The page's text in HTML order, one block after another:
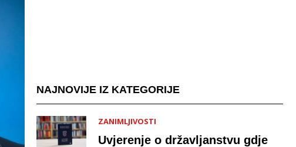
NAJNOVIJE IZ KATEGORIJE
ZANIMLJIVOSTI
Uvjerenje o državljanstvu gdje